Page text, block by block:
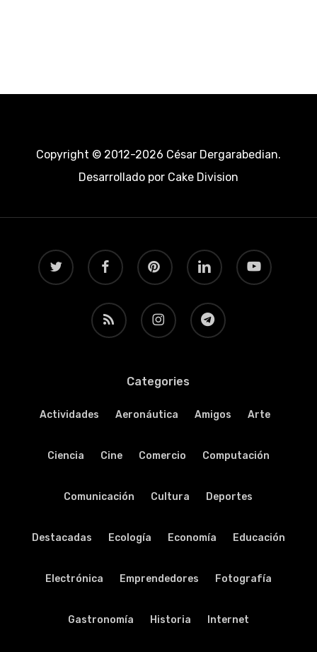
Copyright © 2012-2026 César Dergarabedian.
Desarrollado porCake Division
twitter facebook pinterest linkedin youtube
RSS instagram telegram
Categories
Actividades Aeronáutica Amigos Arte
Ciencia Cine Comercio Computación
Comunicación Cultura Deportes
Destacadas Ecología Economía Educación
Electrónica Emprendedores Fotografía
Gastronomía Historia Internet